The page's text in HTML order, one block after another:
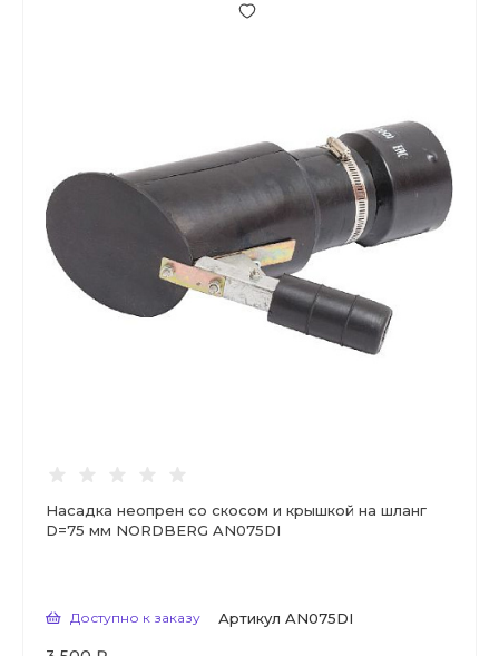
Насадка неопрен со скосом и крышкой на шланг
D=75 мм NORDBERG AN075DI
Доступно к заказу Артикул AN075DI